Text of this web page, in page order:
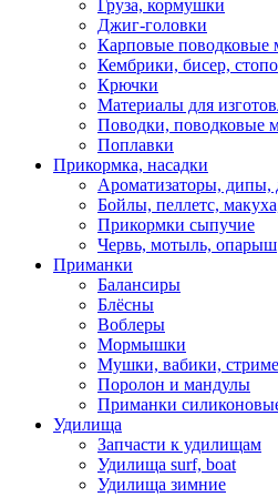
Груза, кормушки
Джиг-головки
Карповые
Кембрики, бисер,
Крючки
Материалы для
Поводки, поводковые
Поплавки
Прикормка, насадки
Ароматизаторы, дипы,
Бойлы, пеллетс,
Прикормки сыпучие
Червь, мотыль, опарыш
Приманки
Балансиры
Блёсны
Воблеры
Мормышки
Мушки, вабики,
Поролон и мандулы
Приманки
Удилища
Запчасти к удилищам
Удилища surf, boat
Удилища зимние